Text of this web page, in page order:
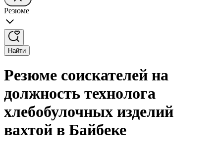
Резюме
Найти
Резюме соискателей на
должность технолога
хлебобулочных изделий
вахтой в Байбеке